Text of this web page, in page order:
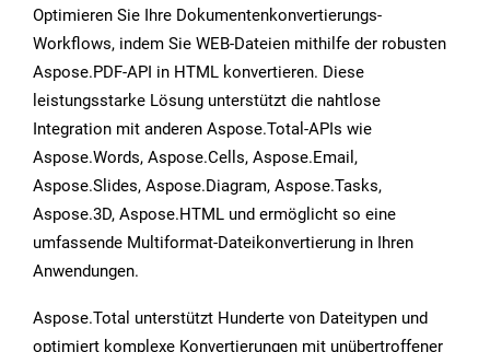
Optimieren Sie Ihre Dokumentenkonvertierungs-
Workflows, indem Sie WEB-Dateien mithilfe der robusten
Aspose.PDF-API in HTML konvertieren. Diese
leistungsstarke Lösung unterstützt die nahtlose
Integration mit anderen Aspose.Total-APIs wie
Aspose.Words, Aspose.Cells, Aspose.Email,
Aspose.Slides, Aspose.Diagram, Aspose.Tasks,
Aspose.3D, Aspose.HTML und ermöglicht so eine
umfassende Multiformat-Dateikonvertierung in Ihren
Anwendungen.
Aspose.Total unterstützt Hunderte von Dateitypen und
optimiert komplexe Konvertierungen mit unübertroffener